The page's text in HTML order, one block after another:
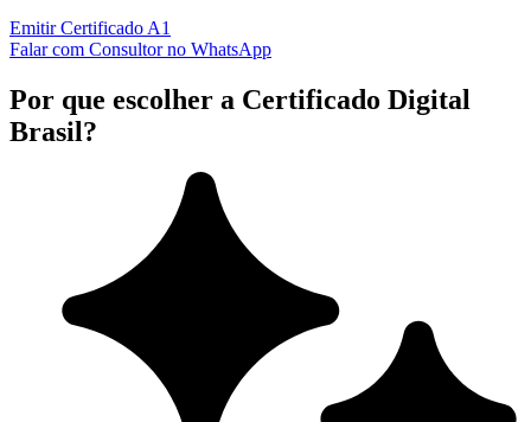
Emitir Certificado A1
Falar com Consultor no WhatsApp
Por que escolher a Certificado Digital
Brasil?